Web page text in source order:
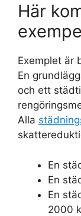
Här
Exemplet är
En
och ett
Alla
En
En
En
2000